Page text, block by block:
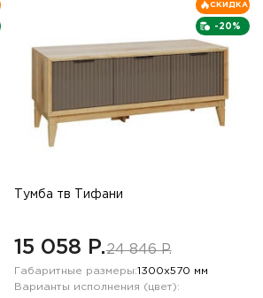
-20%
СКИДКА
Тумба тв Тифани
15 058 P.24 846 P.
Габаритные размеры:1300х570 мм
Варианты исполнения (цвет):